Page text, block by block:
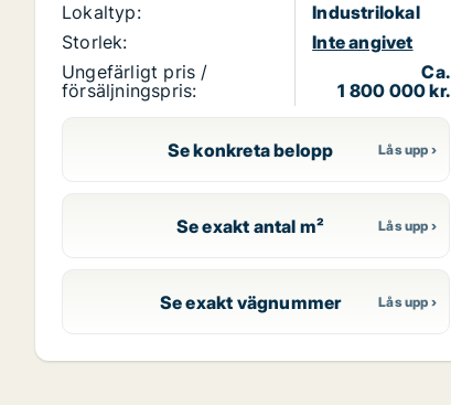
Lokaltyp:
Industrilokal
Storlek:
Inte angivet
Ungefärligt pris /
försäljningspris:
Ca.
1 800 000 kr.
Se konkreta belopp
Se exakt antal m²
Se exakt vägnummer